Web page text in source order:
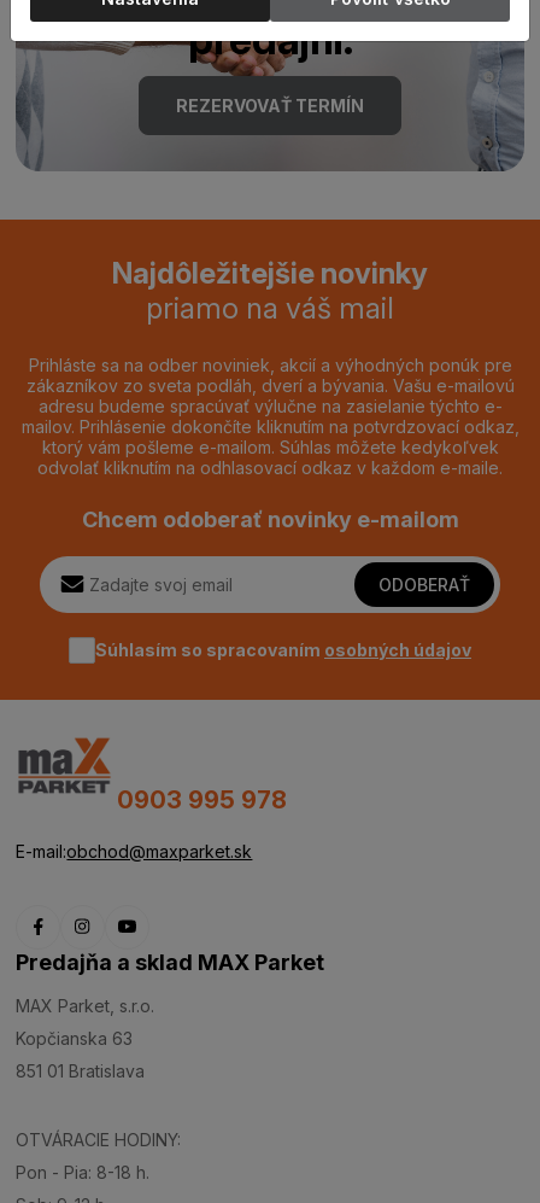
predajni.
REZERVOVAŤ TERMÍN
Najdôležitejšie novinky
priamo na váš mail
Prihláste sa na odber noviniek, akcií a výhodných ponúk pre
zákazníkov zo sveta podláh, dverí a bývania. Vašu e-mailovú
adresu budeme spracúvať výlučne na zasielanie týchto e-
mailov. Prihlásenie dokončíte kliknutím na potvrdzovací odkaz,
ktorý vám pošleme e-mailom. Súhlas môžete kedykoľvek
odvolať kliknutím na odhlasovací odkaz v každom e-maile.
Chcem odoberať novinky e-mailom
ODOBERAŤ
Súhlasím so spracovaním osobných údajov
0903 995 978
E-mail:obchod@maxparket.sk
Predajňa a sklad MAX Parket
MAX Parket, s.r.o.
Kopčianska 63
851 01 Bratislava
OTVÁRACIE HODINY:
Pon - Pia: 8-18 h.